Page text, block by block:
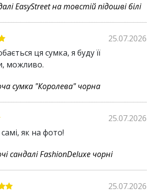
EasyStreet на товстій підошві білі
25.07.2026
ця сумка, я буду її
можливо.
сумка "Королева" чорна
25.07.2026
як на фото!
сандалі FashionDeluxe чорні
25.07.2026